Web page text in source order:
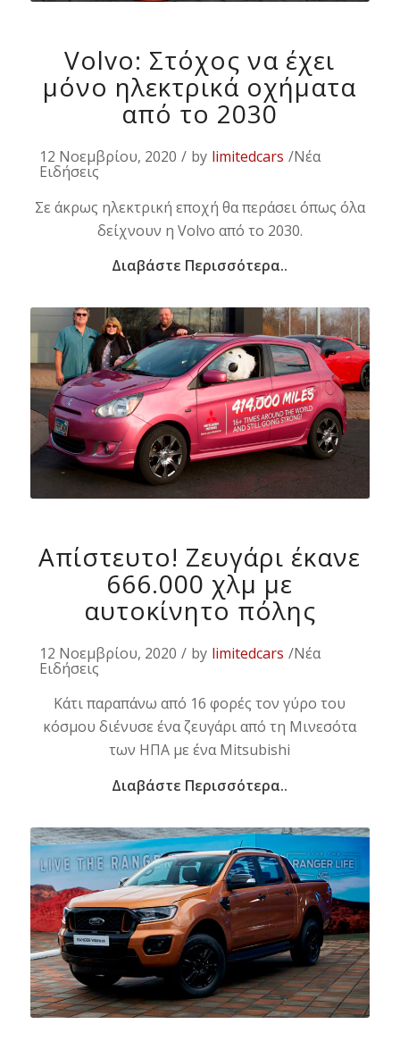
Volvo: Στόχος να έχει
μόνο ηλεκτρικά οχήματα
από το 2030
12 Νοεμβρίου, 2020 / by limitedcars /Νέα
Ειδήσεις
Σε άκρως ηλεκτρική εποχή θα περάσει όπως όλα
δείχνουν η Volvo από το 2030.
Διαβάστε Περισσότερα..
Απίστευτο! Ζευγάρι έκανε
666.000 χλμ με
αυτοκίνητο πόλης
12 Νοεμβρίου, 2020 / by limitedcars /Νέα
Ειδήσεις
Κάτι παραπάνω από 16 φορές τον γύρο του
κόσμου διένυσε ένα ζευγάρι από τη Μινεσότα
των ΗΠΑ με ένα Mitsubishi
Διαβάστε Περισσότερα..